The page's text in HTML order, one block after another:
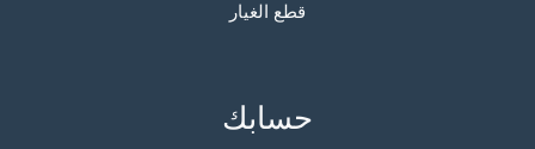
قطع الغيار
حسابك